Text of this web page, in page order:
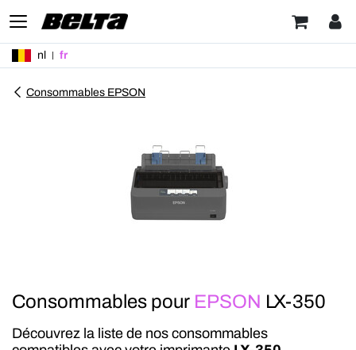
nl fr
Consommables EPSON
Consommables pour EPSON LX-350
Découvrez la liste de nos consommables